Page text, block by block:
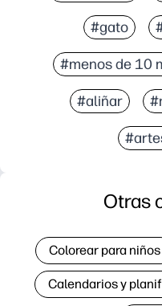
#gato
#menos de 10
#aliñar
Otras
Colorear para niños
Calendarios y